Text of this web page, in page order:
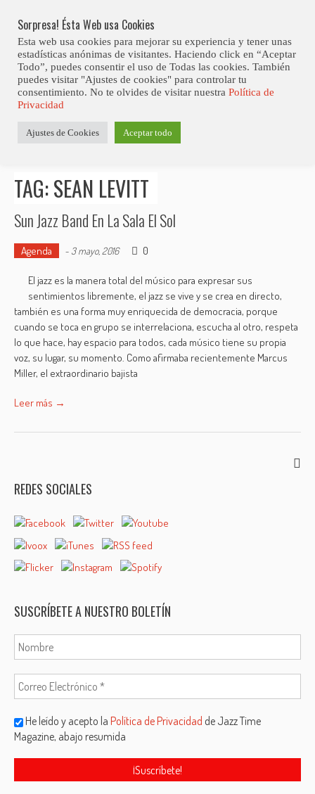
content
Club Contest.
Posts tagged "Sean Levitt"
TAG: SEAN LEVITT
Sun Jazz Band En La Sala El Sol
Agenda - 3 mayo, 2016 0
El jazz es la manera total del músico para expresar sus
sentimientos libremente, el jazz se vive y se crea en directo,
también es una forma muy enriquecida de democracia, porque
cuando se toca en grupo se interrelaciona, escucha al otro, respeta
lo que hace, hay espacio para todos, cada músico tiene su propia
voz, su lugar, su momento. Como afirmaba recientemente Marcus
Miller, el extraordinario bajista
Leer más →
REDES SOCIALES
SUSCRÍBETE A NUESTRO BOLETÍN
He leído y acepto laPolítica de Privacidad de Jazz Time
Magazine, abajo resumida
Sorpresa! Ésta Web usa Cookies
Esta web usa cookies para mejorar su experiencia y tener unas
estadísticas anónimas de visitantes. Haciendo click en “Aceptar
Todo”, puedes consentir el uso de Todas las cookies. También
puedes visitar "Ajustes de cookies" para controlar tu
consentimiento. No te olvides de visitar nuestra Política de
Privacidad
Ajustes de Cookies Aceptar todo